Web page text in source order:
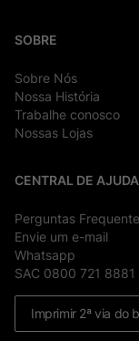
SOBRE
Sobre Nós
Nossa História
Trabalhe conosco
Nossas Lojas
CENTRAL DE AJUDA
Perguntas
Envie um e-mail
Whatsapp
SAC 0800 721 8881
Imprimir 2ª via do